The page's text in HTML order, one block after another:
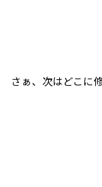
さぁ、次はどこに